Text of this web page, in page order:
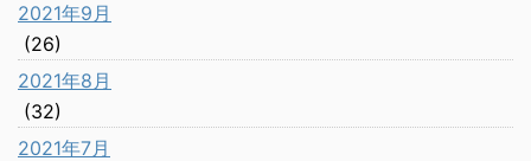
2021年9月
(26)
2021年8月
(32)
2021年7月